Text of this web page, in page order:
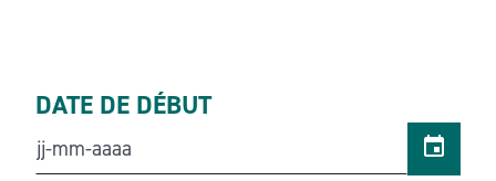
DATE DE DÉBUT